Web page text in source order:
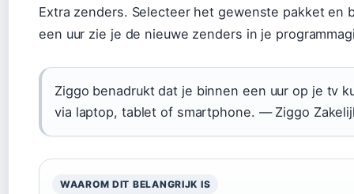
Extra zenders. Selecteer het gewenste pakket en
een uur zie je de nieuwe zenders in je
Ziggo benadrukt dat je binnen een uur op je tv
via laptop, tablet of smartphone. — Ziggo
WAAROM DIT BELANGRIJK IS